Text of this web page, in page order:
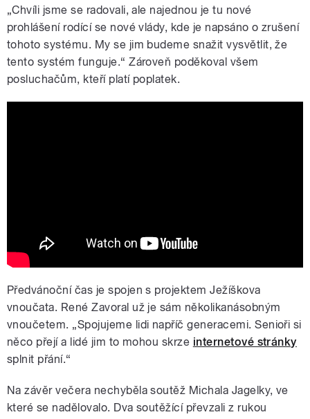
„Chvíli jsme se radovali, ale najednou je tu nové
prohlášení rodící se nové vlády, kde je napsáno o zrušení
tohoto systému. My se jim budeme snažit vysvětlit, že
tento systém funguje.“ Zároveň poděkoval všem
posluchačům, kteří platí poplatek.
Předvánoční čas je spojen s projektem Ježíškova
vnoučata. René Zavoral už je sám několikanásobným
vnoučetem. „Spojujeme lidi napříč generacemi. Senioři si
něco přejí a lidé jim to mohou skrze internetové stránky
splnit přání.“
Na závěr večera nechyběla soutěž Michala Jagelky, ve
které se nadělovalo. Dva soutěžící převzali z rukou